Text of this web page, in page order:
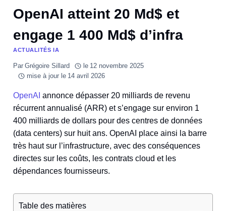
OpenAI atteint 20 Md$ et
engage 1 400 Md$ d’infra
ACTUALITÉS IA
Par Grégoire Sillard le 12 novembre 2025
mise à jour le 14 avril 2026
OpenAI annonce dépasser 20 milliards de revenu
récurrent annualisé (ARR) et s’engage sur environ 1
400 milliards de dollars pour des centres de données
(data centers) sur huit ans. OpenAI place ainsi la barre
très haut sur l’infrastructure, avec des conséquences
directes sur les coûts, les contrats cloud et les
dépendances fournisseurs.
Table des matières